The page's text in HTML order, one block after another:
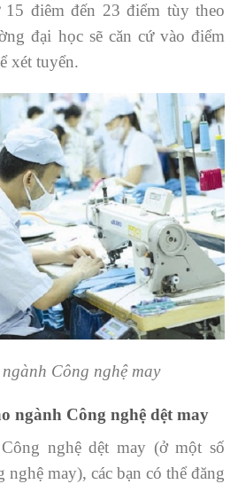
điêm đến 23 điểm tùy theo
đại học sẽ căn cứ vào điểm
xét tuyển.
Công nghệ may
ngành Công nghệ dệt may
nghệ dệt may (ở một số
may), các bạn có thể đăng